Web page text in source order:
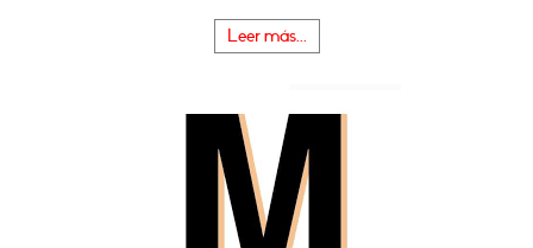
Leer más...